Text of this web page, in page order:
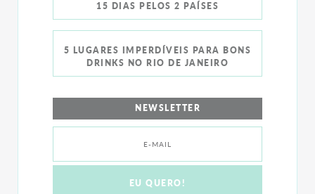
15 DIAS PELOS 2 PAÍSES
5 LUGARES IMPERDÍVEIS PARA BONS
DRINKS NO RIO DE JANEIRO
NEWSLETTER